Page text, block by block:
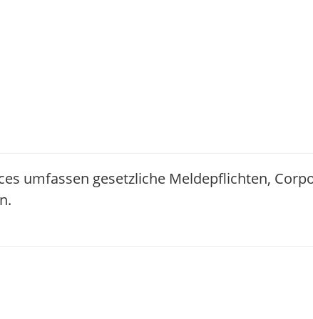
umfassen gesetzliche Meldepflichten,